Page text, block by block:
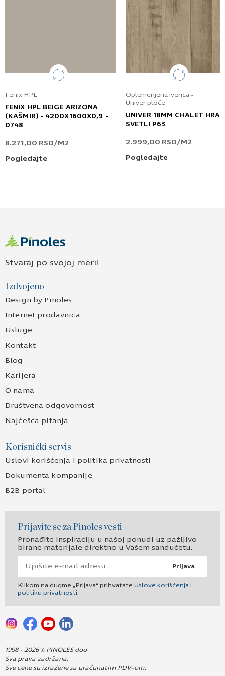
Fenix HPL
FENIX HPL BEIGE ARIZONA
(KAŠMIR) - 4200X1600X0,9 -
0748
8.271,00 RSD/M2
Pogledajte
Oplemenjena iverica -
Univer ploče
UNIVER 18MM CHALET
SVETLI P63
2.999,00 RSD/M2
Pogledajte
Stvaraj po svojoj meri!
Izdvojeno
Design by Pinoles
Internet prodavnica
Usluge
Kontakt
Blog
Karijera
O nama
Društvena odgovornost
Najčešća pitanja
Korisnički servis
Uslovi korišćenja i politika privatnosti
Dokumenta kompanije
B2B portal
Prijavite se za Pinoles vesti
Pronađite inspiraciju u našoj ponudi uz pažljivo
birane materijale direktno u Vašem sandučetu.
Prijava
Klikom na dugme „Prijava“ prihvatate Uslove korišćenja i
politiku privatnosti.
1998 - 2026 © PINOLES doo
Sva prava zadržana.
Sve cene su izražene sa uračunatim PDV-om.